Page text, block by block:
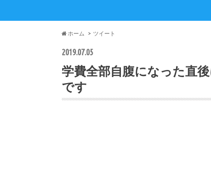
ホーム ツイート
2019.07.05
学費全部自腹になった直
です